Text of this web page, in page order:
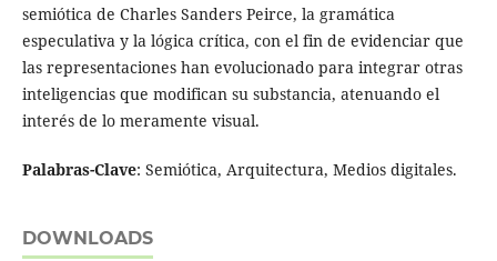
semiótica de Charles Sanders Peirce, la gramática
especulativa y la lógica crítica, con el fin de evidenciar que
las representaciones han evolucionado para integrar otras
inteligencias que modifican su substancia, atenuando el
interés de lo meramente visual.
Palabras-Clave: Semiótica, Arquitectura, Medios digitales.
DOWNLOADS